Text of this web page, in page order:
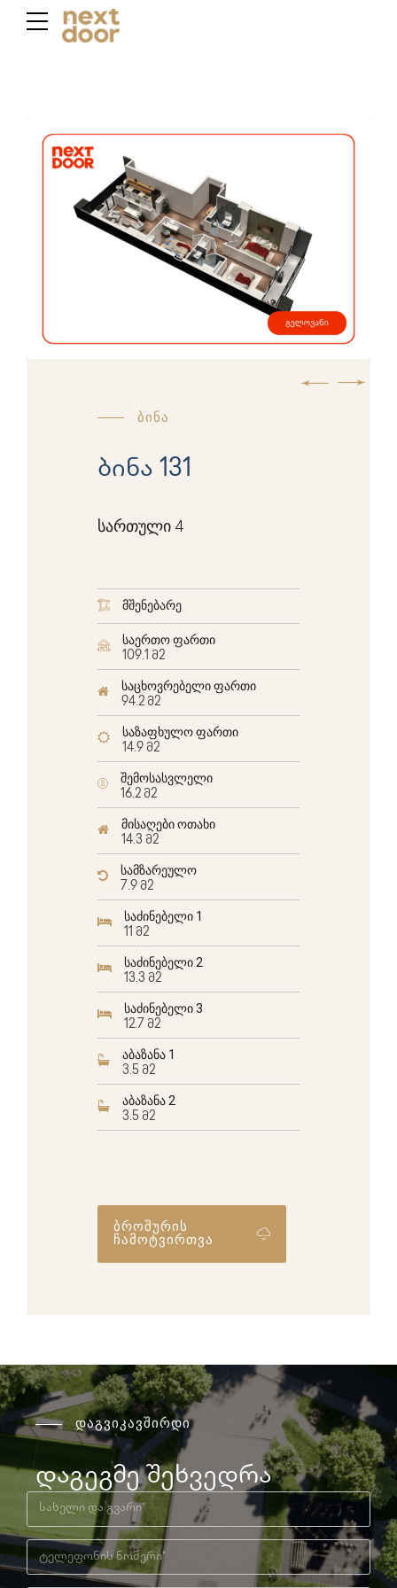
ბინა
ბინა 131
სართული 4
მშენებარე
საერთო ფართი
109.1 მ2
საცხოვრებელი ფართი
94.2 მ2
საზაფხულო ფართი
14.9 მ2
შემოსასვლელი
16.2 მ2
მისაღები ოთახი
14.3 მ2
სამზარეულო
7.9 მ2
საძინებელი 1
11 მ2
საძინებელი 2
13.3 მ2
საძინებელი 3
12.7 მ2
აბაზანა 1
3.5 მ2
აბაზანა 2
3.5 მ2
ბროშურის
ჩამოტვირთვა
დაგვიკავშირდი
დაგეგმე შეხვედრა